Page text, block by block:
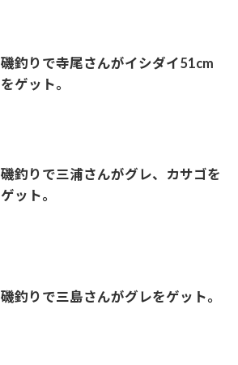
磯釣りで寺尾さんがイシダイ51cm
をゲット。
磯釣りで三浦さんがグレ、カサゴを
ゲット。
磯釣りで三島さんがグレをゲット。